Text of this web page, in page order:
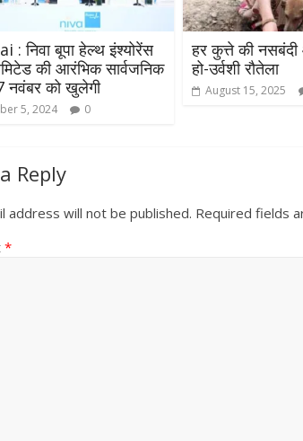
: निवा बूपा हेल्थ इंश्योरेंस
की आरंभिक सार्वजनिक
को खुलेगी
5, 2024 0
हर कुत्ते की
हो-उर्वशी रौतेला
August 15, 2025
Reply
address will not be published. Required fields
*